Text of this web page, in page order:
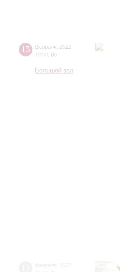
13 февраля 2022
19:00 Вс
Большой зал